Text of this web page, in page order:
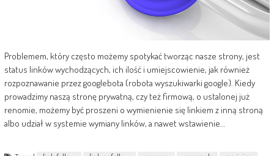
Problemem, który często możemy spotykać tworząc nasze strony, jest
status linków wychodzących, ich ilość i umiejscowienie, jak również
rozpoznawanie przez googlebota (robota wyszukiwarki google). Kiedy
prowadzimy naszą stronę prywatną, czy też firmową, o ustalonej już
renomie, możemy być proszeni o wymienienie się linkiem z inną stroną
albo udział w systemie wymiany linków, a nawet wstawienie…